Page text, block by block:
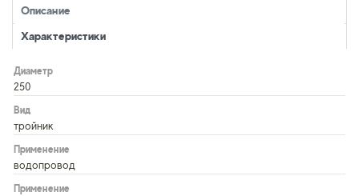
Описание
Характеристики
Диаметр
250
Вид
тройник
Применение
водопровод
Применение